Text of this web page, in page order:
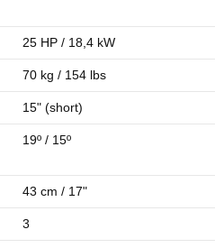
25 HP / 18,4 kW
70 kg / 154 lbs
15" (short)
19º / 15º
43 cm / 17"
3